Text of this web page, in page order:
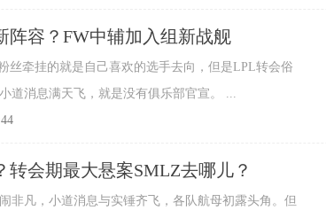
阵容？FW中辅加入组新战舰
丝牵挂的就是自己喜欢的选手去向，但是LPL转会俗
道消息满天飞，就是没有俱乐部官宣。 ...
转会期最大悬案SMLZ去哪儿？
非凡，小道消息与实锤齐飞，各队航母初露头角。但